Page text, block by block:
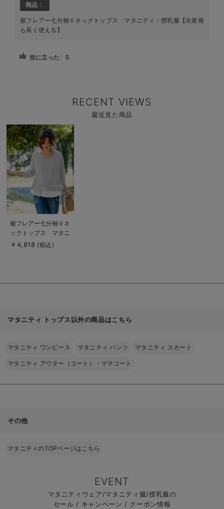
商品：
裾フレアー七分袖Ｖネックトップス マタニティ・授乳服【出産後
も長く使える】
役に立った 0
RECENT VIEWS
最近見た商品
商
品
詳
細
を
見
る
商
品
詳
を
裾フレアー七分袖Ｖネ
ックトップス マタニ
ティ・授乳服【出産後
￥4,818 (税込)
マタニティ トップス以外の商品はこちら
マタニティ ワンピース マタニティ パンツ マタニティ スカート
マタニティ アウター（コート）・ママコート
その他
マタニティのTOPページはこちら
EVENT
マタニティウェア/マタニティ服/授乳服の
セール / キャンペーン / クーポン情報